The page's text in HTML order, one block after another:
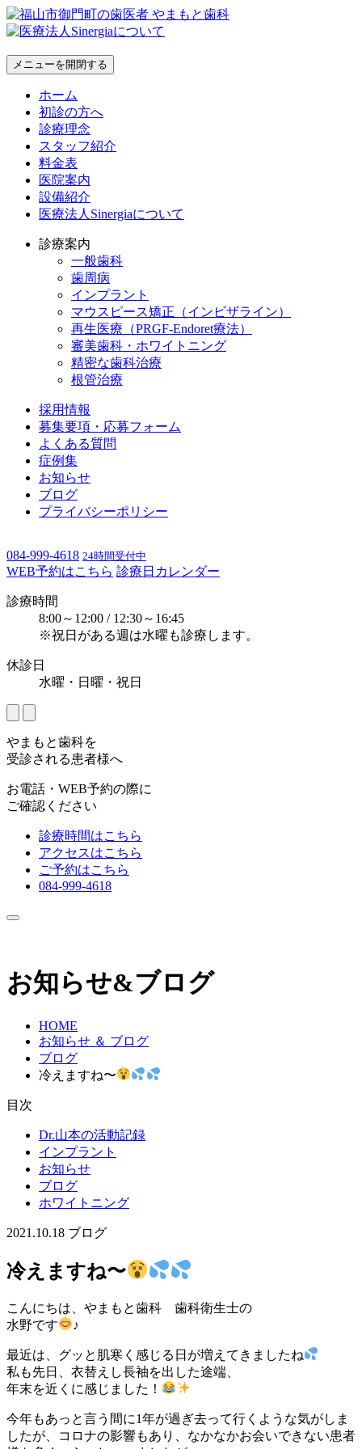
メニューを開閉する
ホーム
初診の方へ
診療理念
スタッフ紹介
料金表
医院案内
設備紹介
医療法人Sinergiaについて
診療案内
一般歯科
歯周病
インプラント
マウスピース矯正（インビザライン）
再生医療（PRGF-Endoret療法）
審美歯科・ホワイトニング
精密な歯科治療
根管治療
採用情報
募集要項・応募フォーム
よくある質問
症例集
お知らせ
ブログ
プライバシーポリシー
084-999-4618 24時間受付中
WEB予約はこちら 診療日カレンダー
診療時間
8:00～12:00 / 12:30～16:45
※祝日がある週は水曜も診療します。
休診日
水曜・日曜・祝日
やまもと歯科を
受診される患者様へ
お電話・WEB予約の際に
ご確認ください
診療時間はこちら
アクセスはこちら
ご予約はこちら
084-999-4618
お知らせ&ブログ
HOME
お知らせ ＆ ブログ
ブログ
冷えますね〜
目次
Dr.山本の活動記録
インプラント
お知らせ
ブログ
ホワイトニング
2021.10.18 ブログ
冷えますね〜
こんにちは、やまもと歯科 歯科衛生士の
水野です
♪
最近は、グッと肌寒く感じる日が増えてきましたね
私も先日、衣替えし長袖を出した途端、
年末を近くに感じました！
今年もあっと言う間に1年が過ぎ去って行くような気がしま
したが、コロナの影響もあり、なかなかお会いできない患者